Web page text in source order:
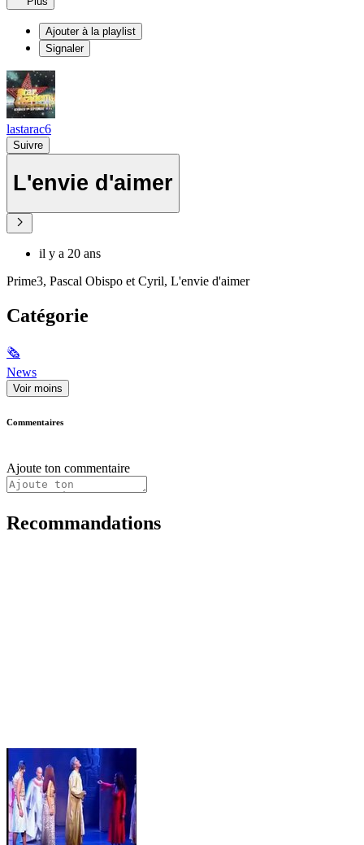
Ajouter à la playlist
Signaler
lastarac6
Suivre
L'envie d'aimer
il y a 20 ans
Prime3, Pascal Obispo et Cyril, L'envie d'aimer
Catégorie
🗞
News
Voir moins
Commentaires
Ajoute ton commentaire
Recommandations